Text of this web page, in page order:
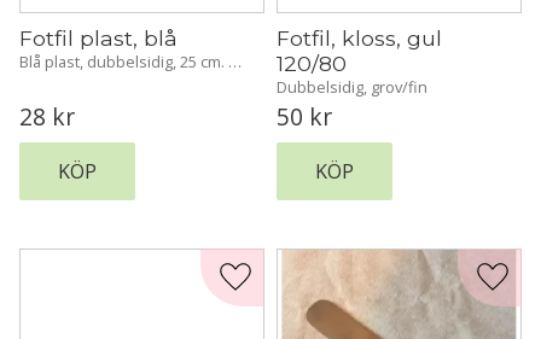
Fotfil plast, blå
Blå plast, dubbelsidig, 25 cm.
28 kr
KÖP
Fotfil, kloss, gul
120/80
Dubbelsidig, grov/fin
50 kr
KÖP
Lägg till i favoriter